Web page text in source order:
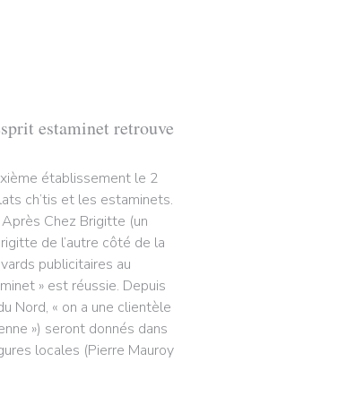
estaminet retrouve
établissement le 2
ch’tis et les estaminets.
Chez Brigitte (un
de l’autre côté de la
publicitaires au
» est réussie. Depuis
Nord, « on a une clientèle
») seront donnés dans
locales (Pierre Mauroy